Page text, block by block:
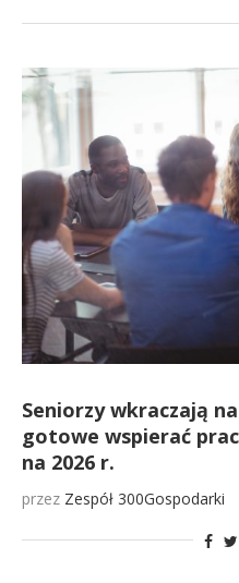
Seniorzy wkraczają
gotowe wspierać
na 2026 r.
przez Zespół 300Gospodarki